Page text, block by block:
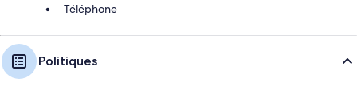
Téléphone
Politiques